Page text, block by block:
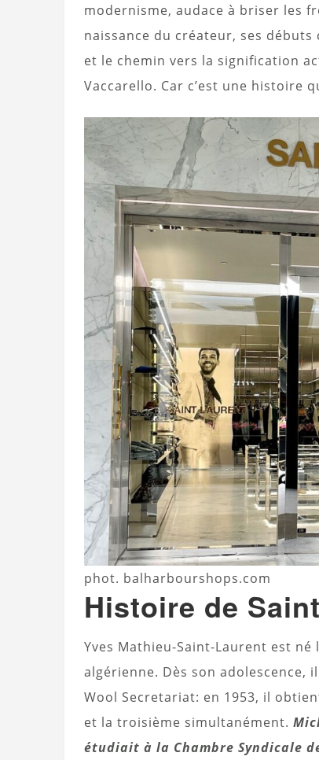
modernisme, audace à briser les
naissance du créateur, ses
et le chemin vers la signification
Vaccarello. Car c’est une histoire
phot. balharbourshops.com
Histoire de
Yves Mathieu-Saint-Laurent est
algérienne. Dès son adolescence,
Wool Secretariat: en 1953, il
et la troisième simultanément.
étudiait à la Chambre Syndicale